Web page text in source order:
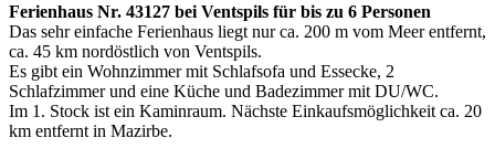
Ferienhaus Nr. 43127 bei Ventspils für bis zu 6 Personen
Das sehr einfache Ferienhaus liegt nur ca. 200 m vom Meer entfernt,
ca. 45 km nordöstlich von Ventspils.
Es gibt ein Wohnzimmer mit Schlafsofa und Essecke, 2
Schlafzimmer und eine Küche und Badezimmer mit DU/WC.
Im 1. Stock ist ein Kaminraum. Nächste Einkaufsmöglichkeit ca. 20
km entfernt in Mazirbe.